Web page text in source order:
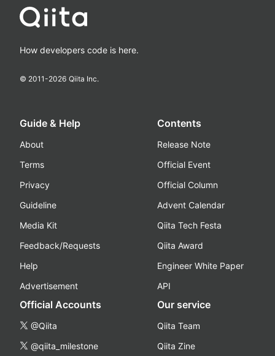
How developers code is here.
© 2011-2026 Qiita Inc.
Guide & Help
About
Terms
Privacy
Guideline
Media Kit
Feedback/Requests
Help
Advertisement
Contents
Release Note
Official Event
Official Column
Advent Calendar
Qiita Tech Festa
Qiita Award
Engineer White Paper
API
Official Accounts
@Qiita
@qiita_milestone
Our service
Qiita Team
Qiita Zine